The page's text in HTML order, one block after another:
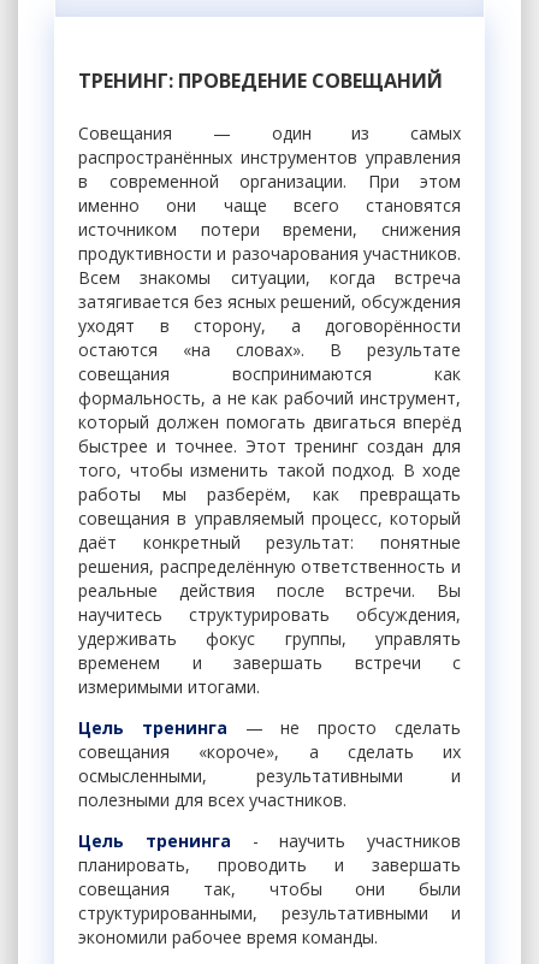
ТРЕНИНГ: ПРОВЕДЕНИЕ СОВЕЩАНИЙ
Совещания — один из самых
распространённых инструментов управления
в современной организации. При этом
именно они чаще всего становятся
источником потери времени, снижения
продуктивности и разочарования участников.
Всем знакомы ситуации, когда встреча
затягивается без ясных решений, обсуждения
уходят в сторону, а договорённости
остаются «на словах». В результате
совещания воспринимаются как
формальность, а не как рабочий инструмент,
который должен помогать двигаться вперёд
быстрее и точнее. Этот тренинг создан для
того, чтобы изменить такой подход. В ходе
работы мы разберём, как превращать
совещания в управляемый процесс, который
даёт конкретный результат: понятные
решения, распределённую ответственность и
реальные действия после встречи. Вы
научитесь структурировать обсуждения,
удерживать фокус группы, управлять
временем и завершать встречи с
измеримыми итогами.
Цель тренинга
— не просто сделать
совещания «короче», а сделать их
осмысленными, результативными и
полезными для всех участников.
Цель тренинга
- научить участников
планировать, проводить и завершать
совещания так, чтобы они были
структурированными, результативными и
экономили рабочее время команды.